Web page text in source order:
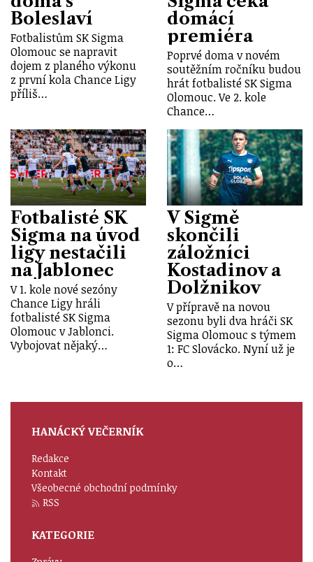
Boleslaví
Fotbalistům SK Sigma
Olomouc se napravit
dojem z planého výkonu
z první kola Chance Ligy
příliš…
domácí
premiéra
Poprvé doma v novém
soutěžním ročníku budou
hrát fotbalisté SK Sigma
Olomouc. Ve 2. kole
Chance…
Fotbalisté SK
Sigma na úvod
ligy nestačili
na Jablonec
V 1. kole nové sezóny
Chance Ligy hráli
fotbalisté SK Sigma
Olomouc v Jablonci.
Vybojovat nějaký…
V Sigmě
skončili
záložníci
Kostadinov a
Dolžnikov
V přípravě na novou
sezonu byli dva hráči SK
Sigma Olomouc s týmem
1: FC Slovácko. Nyní už je
o…
HANÁCKÝ VEČERNÍK
Redakce
Kontakt
Všeobecné obchodní podmínky
RSS
KATEGORIE